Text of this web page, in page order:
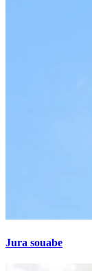
Jura souabe